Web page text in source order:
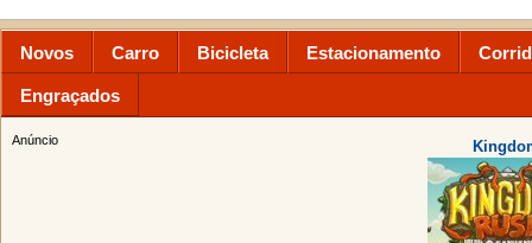
Novos Carro Bicicleta Estacionamento
Engraçados
Anúncio